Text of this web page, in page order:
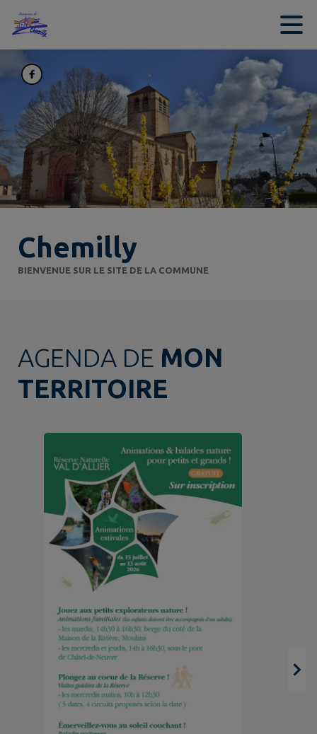
Contenu
Chemilly
BIENVENUE SUR LE SITE DE LA COMMUNE
AGENDA DE MON
TERRITOIRE